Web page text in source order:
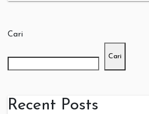
Cari
Cari
Recent Posts